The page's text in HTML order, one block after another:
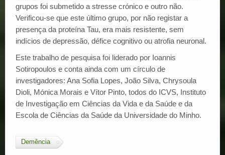
grupos foi submetido a stresse crónico e outro não.
Verificou-se que este último grupo, por não registar a
presença da proteína Tau, era mais resistente, sem
indícios de depressão, défice cognitivo ou atrofia neuronal.
Este trabalho de pesquisa foi liderado por Ioannis
Sotiropoulos e conta ainda com um círculo de
investigadores: Ana Sofia Lopes, João Silva, Chrysoula
Dioli, Mónica Morais e Vítor Pinto, todos do ICVS, Instituto
de Investigação em Ciências da Vida e da Saúde e da
Escola de Ciências da Saúde da Universidade do Minho.
Demência